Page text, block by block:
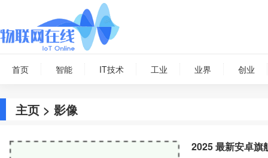
首页 智能 IT技术 工业 业界 创业
主页 > 影像
2025 最新安卓旗